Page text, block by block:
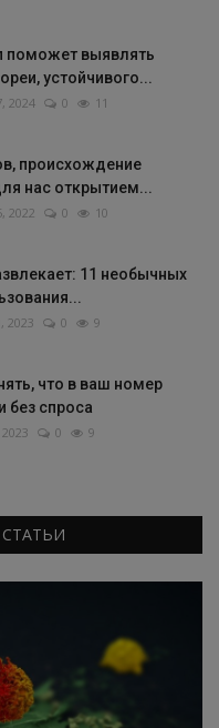
поможет выявлять
устойчивого...
2024 0 11
происхождение
нас открытием...
2022 0 10
11 необычных
2023 0 9
что в ваш номер
без спроса
0 9